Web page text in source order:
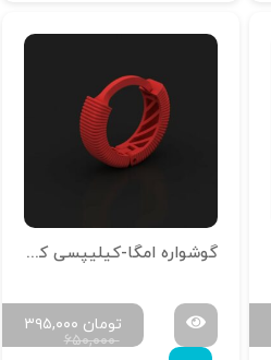
گوشواره امگا-کیلیپسی کد g-n-17
۶۵۰,۰۰۰
۳۹۵,۰۰۰ تومان